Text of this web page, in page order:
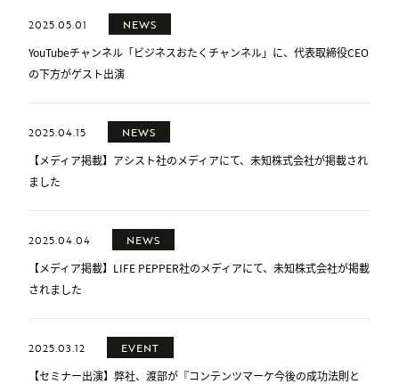
2025.05.01 NEWS
YouTubeチャンネル「ビジネスおたくチャンネル」に、代表取締役CEO
の下方がゲスト出演
2025.04.15 NEWS
【メディア掲載】アシスト社のメディアにて、未知株式会社が掲載され
ました
2025.04.04 NEWS
【メディア掲載】LIFE PEPPER社のメディアにて、未知株式会社が掲載
されました
2025.03.12 EVENT
【セミナー出演】弊社、渡部が『コンテンツマーケ今後の成功法則と